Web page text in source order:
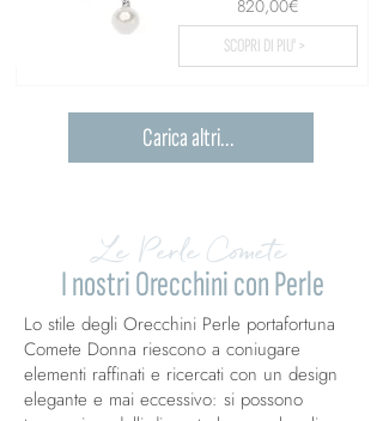
820,00€
SCOPRI DI PIU' >
Carica altri...
Le Perle Comete
I nostri Orecchini con Perle
Lo stile degli Orecchini Perle portafortuna
Comete Donna riescono a coniugare
elementi raffinati e ricercati con un design
elegante e mai eccessivo: si possono